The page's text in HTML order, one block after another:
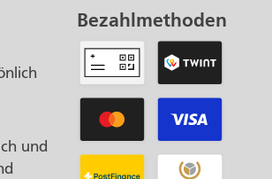
und
Bezahlmethoden